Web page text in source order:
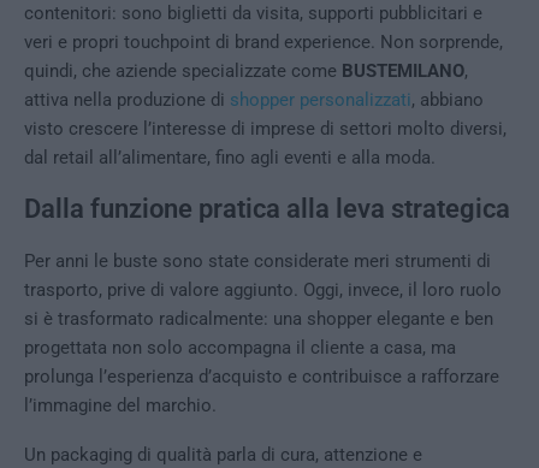
contenitori: sono biglietti da visita, supporti pubblicitari e
veri e propri touchpoint di brand experience. Non sorprende,
quindi, che aziende specializzate come BUSTEMILANO,
attiva nella produzione di shopper personalizzati, abbiano
visto crescere l’interesse di imprese di settori molto diversi,
dal retail all’alimentare, fino agli eventi e alla moda.
Dalla funzione pratica alla leva strategica
Per anni le buste sono state considerate meri strumenti di
trasporto, prive di valore aggiunto. Oggi, invece, il loro ruolo
si è trasformato radicalmente: una shopper elegante e ben
progettata non solo accompagna il cliente a casa, ma
prolunga l’esperienza d’acquisto e contribuisce a rafforzare
l’immagine del marchio.
Un packaging di qualità parla di cura, attenzione e